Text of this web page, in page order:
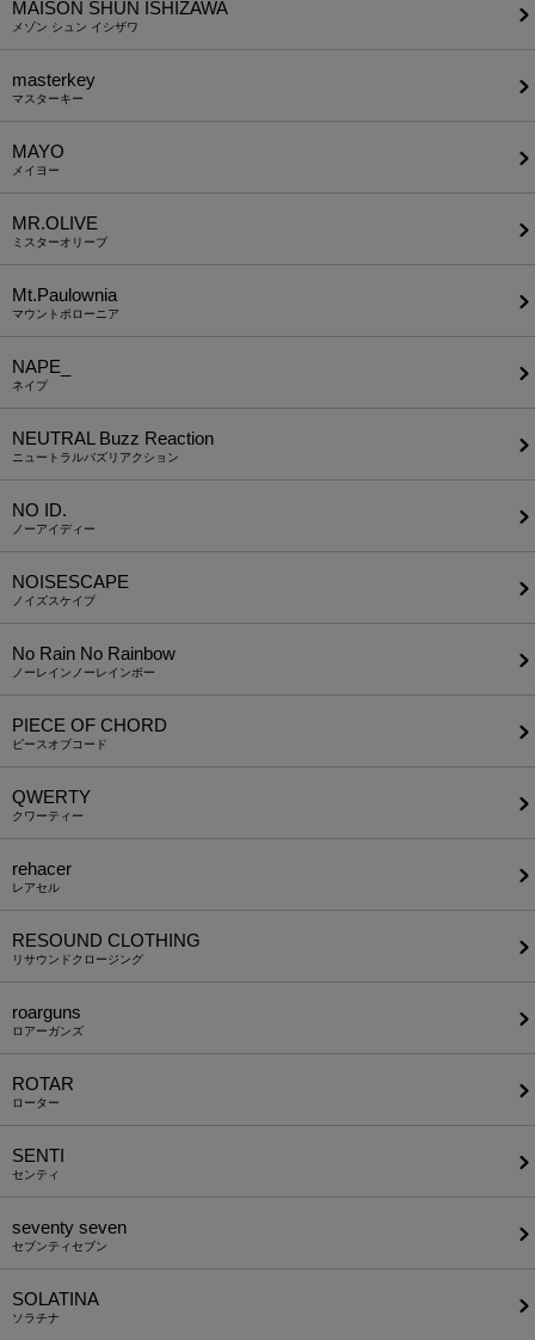
MAISON SHUN ISHIZAWA
メゾン シュン イシザワ
masterkey
マスターキー
MAYO
メイヨー
MR.OLIVE
ミスターオリーブ
Mt.Paulownia
マウントポローニア
NAPE_
ネイプ
NEUTRAL Buzz Reaction
ニュートラルバズリアクション
NO ID.
ノーアイディー
NOISESCAPE
ノイズスケイプ
No Rain No Rainbow
ノーレインノーレインボー
PIECE OF CHORD
ピースオブコード
QWERTY
クワーティー
rehacer
レアセル
RESOUND CLOTHING
リサウンドクロージング
roarguns
ロアーガンズ
ROTAR
ローター
SENTI
センティ
seventy seven
セブンティセブン
SOLATINA
ソラチナ